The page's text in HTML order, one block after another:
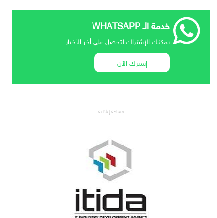
خدمة الـ WHATSAPP
يمكنك الإشتراك لتحصل علي أخر الأخبار
إشترك الآن
مساحة إعلانية